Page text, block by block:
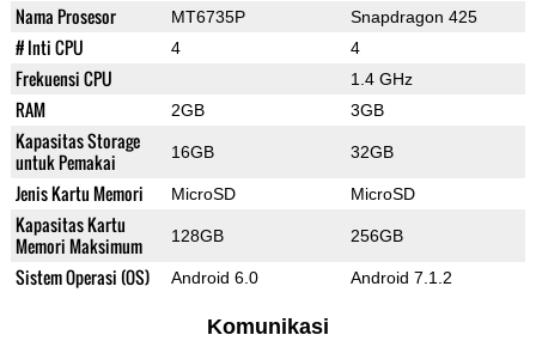
Nama Prosesor MT6735P Snapdragon 425
# Inti CPU 4 4
Frekuensi CPU 1.4 GHz
RAM 2GB 3GB
Kapasitas Storage
untuk Pemakai
16GB 32GB
Jenis Kartu Memori MicroSD MicroSD
Kapasitas Kartu
Memori Maksimum
128GB 256GB
Sistem Operasi (OS) Android 6.0 Android 7.1.2
Komunikasi